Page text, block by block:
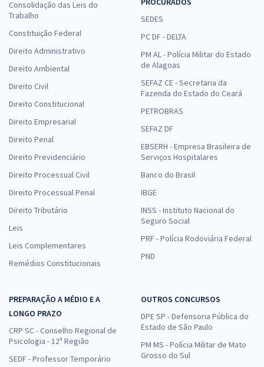
Consolidação das Leis do
Trabalho
Constituição Federal
Direito Administrativo
Direito Ambiental
Direito Civil
Direito Constitucional
Direito Empresarial
Direito Penal
Direito Previdenciário
Direito Processual Civil
Direito Processual Penal
Direito Tributário
Leis
Leis Complementares
Remédios Constitucionais
SEDES
PC DF - DELTA
PM AL - Polícia Militar do Estado
de Alagoas
SEFAZ CE - Secretaria da
Fazenda do Estado do Ceará
PETROBRAS
SEFAZ DF
EBSERH - Empresa Brasileira de
Serviços Hospitalares
Banco do Brasil
IBGE
INSS - Instituto Nacional do
Seguro Social
PRF - Polícia Rodoviária Federal
PND
PREPARAÇÃO A MÉDIO E A
LONGO PRAZO
CRP SC - Conselho Regional de
Psicologia - 12ª Região
SEDF - Professor Temporário
OUTROS CONCURSOS
DPE SP - Defensoria Pública do
Estado de São Paulo
PM MS - Polícia Militar de Mato
Grosso do Sul